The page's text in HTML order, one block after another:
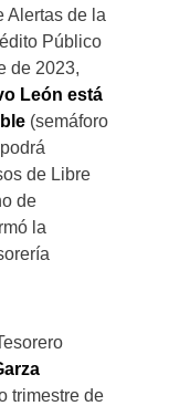
Alertas de la
Público
de 2023,
León está
(semáforo
de Libre
de
la
trimestre de